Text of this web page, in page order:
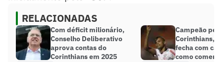
RELACIONADAS
Com déficit milionário,
Conselho Deliberativo
aprova contas do
Corinthians em 2025
Campeão pelo
Corinthians,
fecha com
como